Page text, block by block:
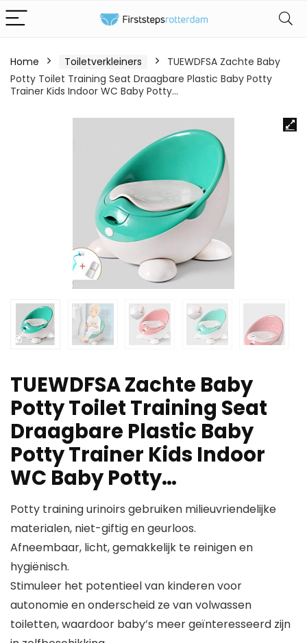
Home Toiletverkleiners
TUEWDFSA Zachte Baby
Potty Toilet Training Seat Draagbare Plastic Baby Potty
Trainer Kids Indoor WC Baby Potty…
TUEWDFSA Zachte Baby
Potty Toilet Training Seat
Draagbare Plastic Baby
Potty Trainer Kids Indoor
WC Baby Potty…
Potty training urinoirs gebruiken milieuvriendelijke
materialen, niet-giftig en geurloos.
Afneembaar, licht, gemakkelijk te reinigen en
hygiënisch.
Stimuleer het potentieel van kinderen voor
autonomie en onderscheid ze van volwassen
toiletten, waardoor baby’s meer geïnteresseerd zijn